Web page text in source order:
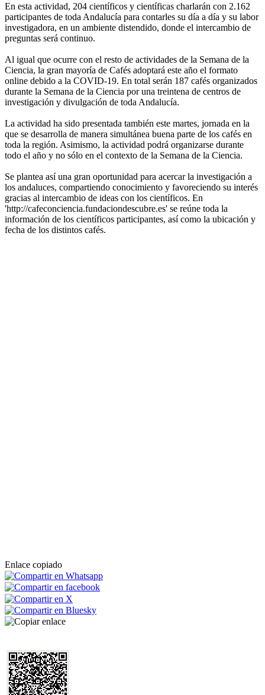
En esta actividad, 204 científicos y científicas charlarán con 2.162
participantes de toda Andalucía para contarles su día a día y su labor
investigadora, en un ambiente distendido, donde el intercambio de
preguntas será continuo.
Al igual que ocurre con el resto de actividades de la Semana de la
Ciencia, la gran mayoría de Cafés adoptará este año el formato
online debido a la COVID-19. En total serán 187 cafés organizados
durante la Semana de la Ciencia por una treintena de centros de
investigación y divulgación de toda Andalucía.
La actividad ha sido presentada también este martes, jornada en la
que se desarrolla de manera simultánea buena parte de los cafés en
toda la región. Asimismo, la actividad podrá organizarse durante
todo el año y no sólo en el contexto de la Semana de la Ciencia.
Se plantea así una gran oportunidad para acercar la investigación a
los andaluces, compartiendo conocimiento y favoreciendo su interés
gracias al intercambio de ideas con los científicos. En
'http://cafeconciencia.fundaciondescubre.es' se reúne toda la
información de los científicos participantes, así como la ubicación y
fecha de los distintos cafés.
Enlace copiado